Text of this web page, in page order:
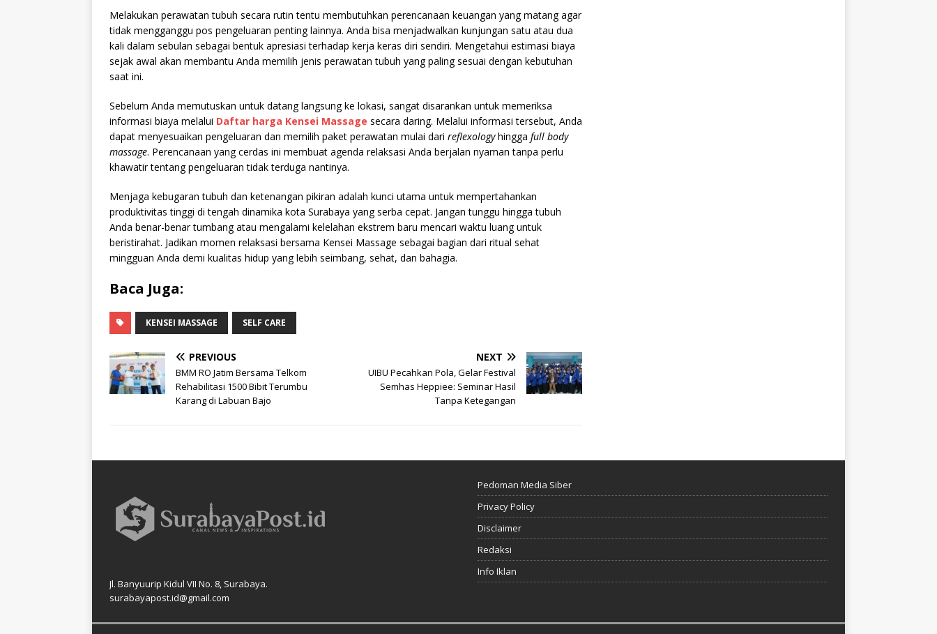
Melakukan perawatan tubuh secara rutin tentu membutuhkan perencanaan keuangan yang matang agar
tidak mengganggu pos pengeluaran penting lainnya. Anda bisa menjadwalkan kunjungan satu atau dua
kali dalam sebulan sebagai bentuk apresiasi terhadap kerja keras diri sendiri. Mengetahui estimasi biaya
sejak awal akan membantu Anda memilih jenis perawatan tubuh yang paling sesuai dengan kebutuhan
saat ini.
Sebelum Anda memutuskan untuk datang langsung ke lokasi, sangat disarankan untuk memeriksa
informasi biaya melalui Daftar harga Kensei Massage secara daring. Melalui informasi tersebut, Anda
dapat menyesuaikan pengeluaran dan memilih paket perawatan mulai dari reflexologyhingga full body
massage. Perencanaan yang cerdas ini membuat agenda relaksasi Anda berjalan nyaman tanpa perlu
khawatir tentang pengeluaran tidak terduga nantinya.
Menjaga kebugaran tubuh dan ketenangan pikiran adalah kunci utama untuk mempertahankan
produktivitas tinggi di tengah dinamika kota Surabaya yang serba cepat. Jangan tunggu hingga tubuh
Anda benar-benar tumbang atau mengalami kelelahan ekstrem baru mencari waktu luang untuk
beristirahat. Jadikan momen relaksasi bersama Kensei Massage sebagai bagian dari ritual sehat
mingguan Anda demi kualitas hidup yang lebih seimbang, sehat, dan bahagia.
Baca Juga:
KENSEI MASSAGE SELF CARE
PREVIOUS
BMM RO Jatim Bersama Telkom
Rehabilitasi 1500 Bibit Terumbu
Karang di Labuan Bajo
NEXT
UIBU Pecahkan Pola, Gelar Festival
Semhas Heppiee: Seminar Hasil
Tanpa Ketegangan
Jl. Banyuurip Kidul VII No. 8, Surabaya.
surabayapost.id@gmail.com
Pedoman Media Siber
Privacy Policy
Disclaimer
Redaksi
Info Iklan